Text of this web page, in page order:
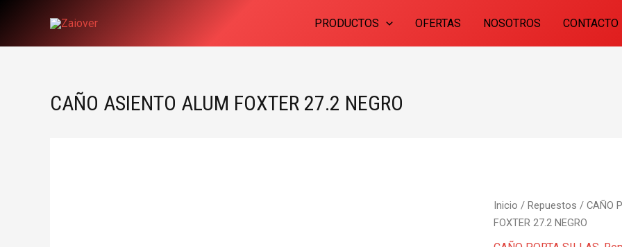
PRODUCTOS OFERTAS NOSOTROS CONTACTO
CAÑO ASIENTO ALUM FOXTER 27.2 NEGRO
Inicio / Repuestos /CAÑO
FOXTER 27.2 NEGRO